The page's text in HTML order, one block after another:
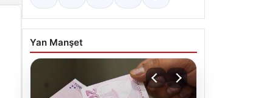
Yan Manşet